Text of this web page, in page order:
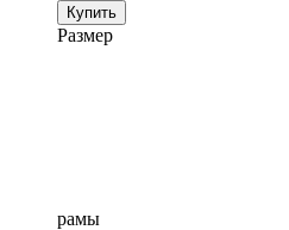
Купить
Размер
рамы